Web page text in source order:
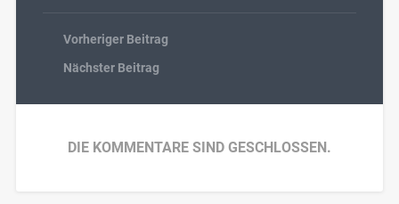
Vorheriger Beitrag
Nächster Beitrag
DIE KOMMENTARE SIND GESCHLOSSEN.